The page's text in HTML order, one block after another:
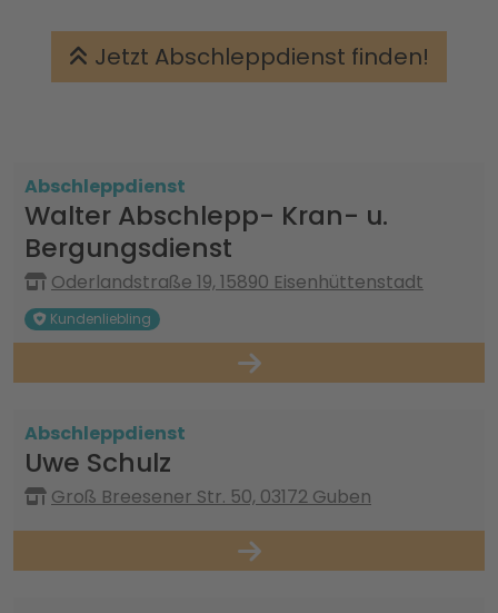
Jetzt Abschleppdienst finden!
Abschleppdienst
Walter Abschlepp- Kran- u.
Bergungsdienst
Oderlandstraße 19, 15890 Eisenhüttenstadt
Kundenliebling
Abschleppdienst
Uwe Schulz
Groß Breesener Str. 50, 03172 Guben